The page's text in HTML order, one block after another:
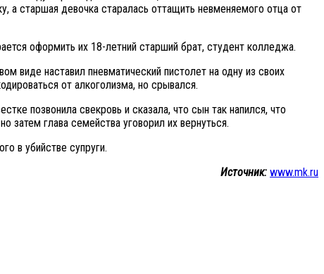
а старшая девочка старалась оттащить невменяемого отца от
оформить их 18-летний старший брат, студент колледжа.
виде наставил пневматический пистолет на одну из своих
от алкоголизма, но срывался.
позвонила свекровь и сказала, что сын так напился, что
затем глава семейства уговорил их вернуться.
в убийстве супруги.
Источник: www.mk.ru